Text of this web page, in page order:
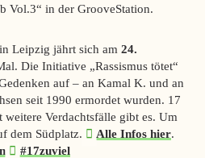
Vol.3“ in der GrooveStation.
Leipzig jährt sich am 24.
Die Initiative „Rassismus tötet“
auf – an Kamal K. und an
seit 1990 ermordet wurden. 17
weitere Verdachtsfälle gibt es. Um
dem Südplatz.
Alle Infos hier.
#17zuviel